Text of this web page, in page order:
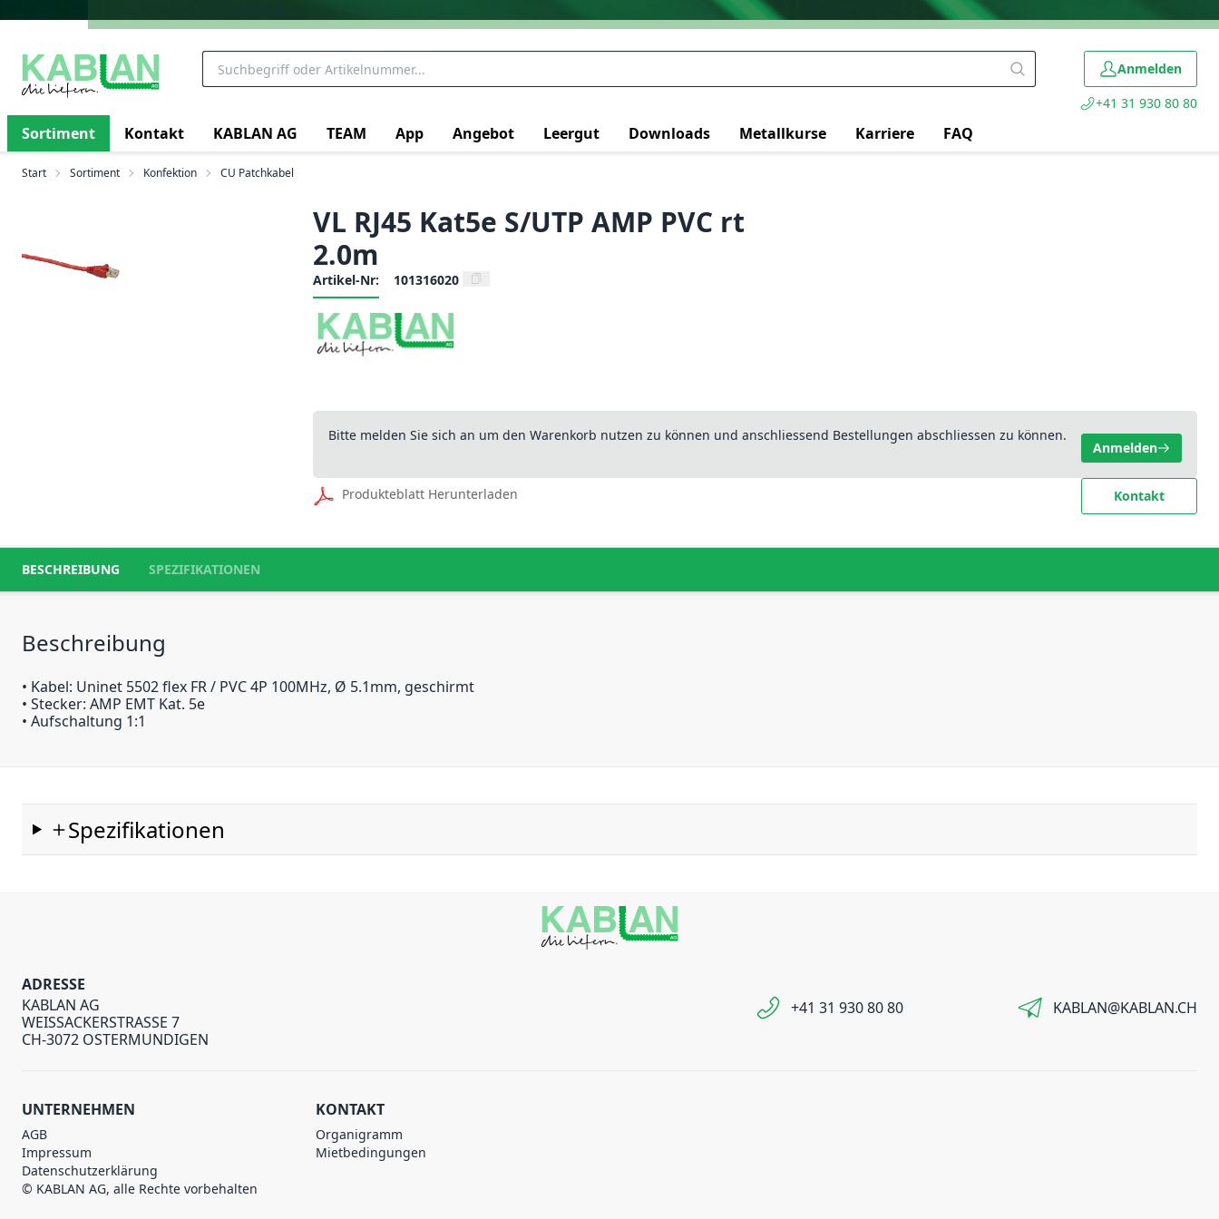
Anmelden
+41 31 930 80 80
Sortiment Kontakt KABLAN AG TEAM App Angebot Leergut Downloads Metallkurse Karriere FAQ
Start Sortiment Konfektion CU Patchkabel
VL RJ45 Kat5e S/UTP AMP PVC rt
2.0m
Artikel-Nr: 101316020
Bitte melden Sie sich an um den Warenkorb nutzen zu können und anschliessend Bestellungen abschliessen zu können.
Anmelden
Produkteblatt Herunterladen Kontakt
BESCHREIBUNG SPEZIFIKATIONEN
Beschreibung
• Kabel: Uninet 5502 flex FR / PVC 4P 100MHz, Ø 5.1mm, geschirmt
• Stecker: AMP EMT Kat. 5e
• Aufschaltung 1:1
Spezifikationen
ADRESSE
KABLAN AG
WEISSACKERSTRASSE 7
CH-3072 OSTERMUNDIGEN
+41 31 930 80 80 KABLAN@KABLAN.CH
UNTERNEHMEN
AGB
Impressum
Datenschutzerklärung
© KABLAN AG, alle Rechte vorbehalten
KONTAKT
Organigramm
Mietbedingungen